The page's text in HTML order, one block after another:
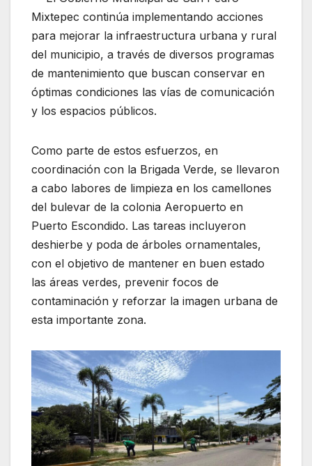
Mixtepec continúa implementando acciones
para mejorar la infraestructura urbana y rural
del municipio, a través de diversos programas
de mantenimiento que buscan conservar en
óptimas condiciones las vías de comunicación
y los espacios públicos.
Como parte de estos esfuerzos, en
coordinación con la Brigada Verde, se llevaron
a cabo labores de limpieza en los camellones
del bulevar de la colonia Aeropuerto en
Puerto Escondido. Las tareas incluyeron
deshierbe y poda de árboles ornamentales,
con el objetivo de mantener en buen estado
las áreas verdes, prevenir focos de
contaminación y reforzar la imagen urbana de
esta importante zona.